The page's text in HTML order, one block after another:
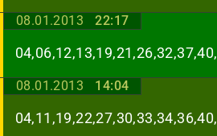
08.01.2013 22:17
04,06,12,13,19,21,26,32,37,40,
08.01.2013 14:04
04,11,19,22,27,30,33,34,36,40,